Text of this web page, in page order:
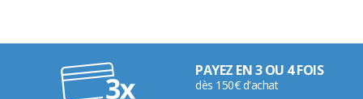
PAYEZ EN 3 OU 4 FOIS
dès 150€ d'achat